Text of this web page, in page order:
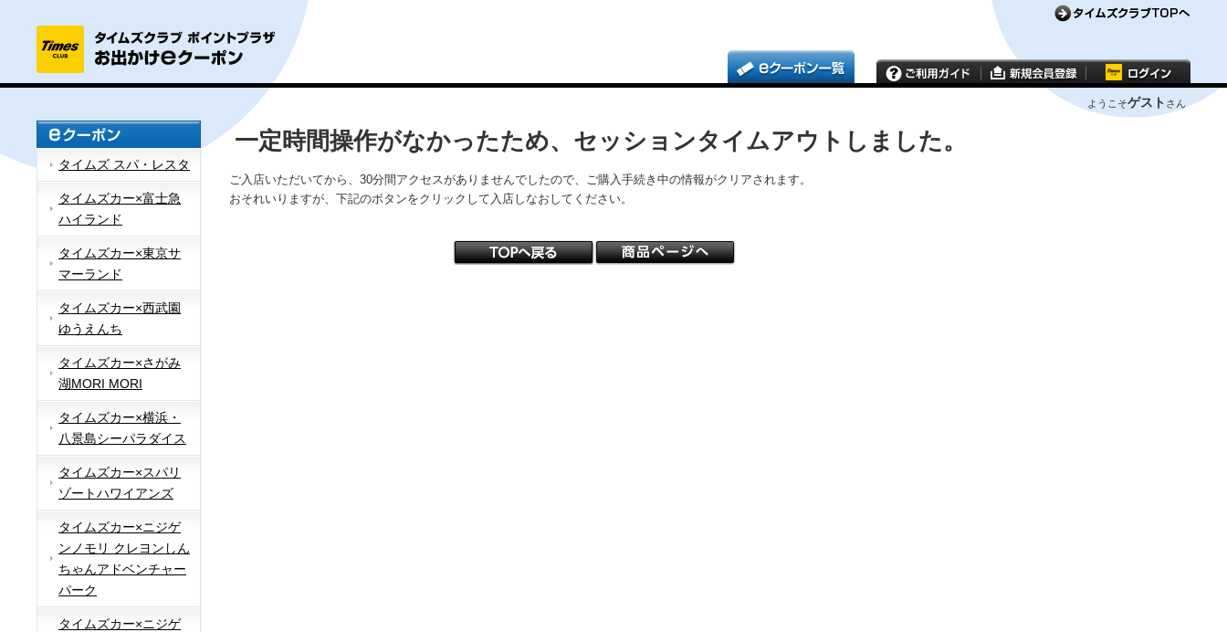
ようこそゲスト さん
タイムズ スパ・レスタ
タイムズカー×富士急
ハイランド
タイムズカー×東京サ
マーランド
タイムズカー×西武園
ゆうえんち
タイムズカー×さがみ
湖MORI MORI
タイムズカー×横浜・
八景島シーパラダイス
タイムズカー×スパリ
ゾートハワイアンズ
タイムズカー×ニジゲ
ンノモリ クレヨンしん
ちゃんアドベンチャー
パーク
タイムズカー×ニジゲ
一定時間操作がなかったため、セッションタイムアウトしました。
ご入店いただいてから、30分間アクセスがありませんでしたので、ご購入手続き中の情報がクリアされます。
おそれいりますが、下記のボタンをクリックして入店しなおしてください。